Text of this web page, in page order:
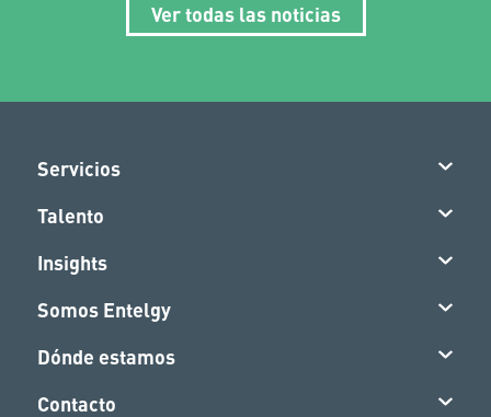
Ver todas las noticias
Servicios
Talento
Insights
Somos Entelgy
Dónde estamos
Contacto